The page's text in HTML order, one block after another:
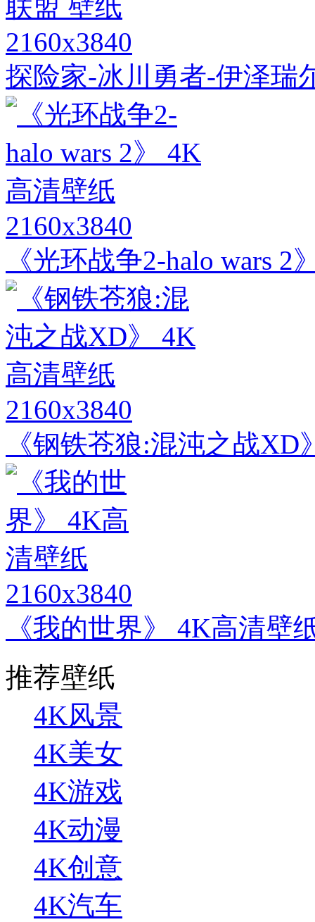
2160x3840
探险家-冰川勇者-伊泽瑞
2160x3840
《光环战争2-halo wars 2
2160x3840
《钢铁苍狼:混沌之战XD
2160x3840
《我的世界》 4K高清壁
推荐壁纸
4K风景
4K美女
4K游戏
4K动漫
4K创意
4K汽车